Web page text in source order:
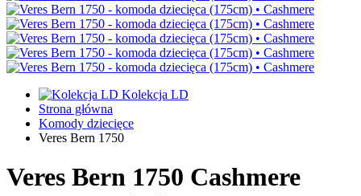
Kolekcja LD
Strona główna
Komody dziecięce
Veres Bern 1750
Veres Bern 1750 Cashmere